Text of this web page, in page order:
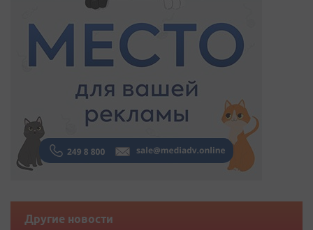
Другие новости